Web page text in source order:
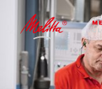
UNSERE
PRESSE
DOWNLOADS
SUCHE
KONTAKT